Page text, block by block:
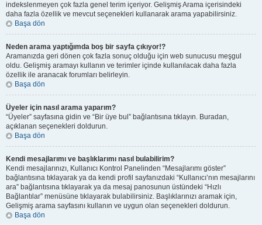
indekslenmeyen çok fazla genel terim içeriyor. Gelişmiş Arama içerisindeki
daha fazla özellik ve mevcut seçenekleri kullanarak arama yapabilirsiniz.
Başa dön
Neden arama yaptığımda boş bir sayfa çıkıyor!?
Aramanızda geri dönen çok fazla sonuç olduğu için web sunucusu meşgul
oldu. Gelişmiş aramayı kullanın ve terimler içinde kullanılacak daha fazla
özellik ile aranacak forumları belirleyin.
Başa dön
Üyeler için nasıl arama yaparım?
“Üyeler” sayfasına gidin ve “Bir üye bul” bağlantısına tıklayın. Buradan,
açıklanan seçenekleri doldurun.
Başa dön
Kendi mesajlarımı ve başlıklarımı nasıl bulabilirim?
Kendi mesajlarınızı, Kullanıcı Kontrol Panelinden “Mesajlarımı göster”
bağlantısına tıklayarak ya da kendi profil sayfanızdaki “Kullanıcı’nın mesajlarını
ara” bağlantısına tıklayarak ya da mesaj panosunun üstündeki “Hızlı
Bağlantılar” menüsüne tıklayarak bulabilirsiniz. Başlıklarınızı aramak için,
Gelişmiş arama sayfasını kullanın ve uygun olan seçenekleri doldurun.
Başa dön